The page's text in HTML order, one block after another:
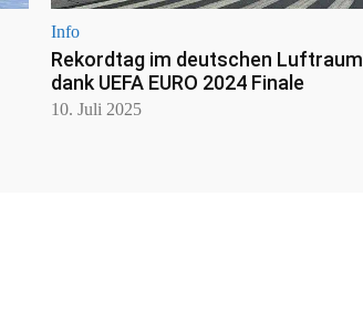
Info
Rekordtag im deutschen Luftraum
dank UEFA EURO 2024 Finale
10. Juli 2025